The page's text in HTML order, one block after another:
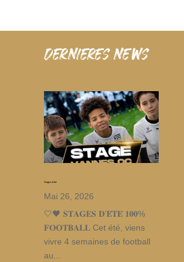
dernieres news
Stages d’été
Mai 26, 2026
🤍🖤 𝐒𝐓𝐀𝐆𝐄𝐒 𝐃’𝐄́𝐓𝐄́ 𝟏𝟎𝟎%
𝐅𝐎𝐎𝐓𝐁𝐀𝐋𝐋 Cet été, viens
vivre 4 semaines de football
au...